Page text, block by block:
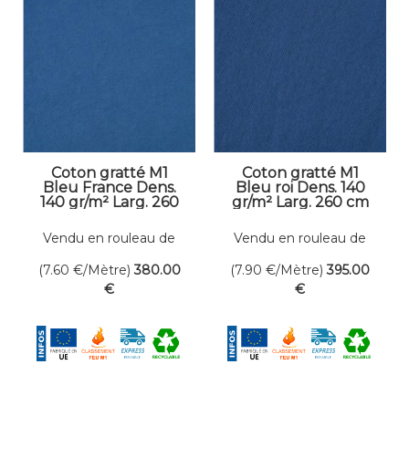
Coton gratté M1
Bleu France Dens.
140 gr/m² Larg. 260
Vendu en rouleau de
(7.60 €/Mètre) 380.00
€
Coton gratté M1
Bleu roi Dens. 140
gr/m² Larg. 260 cm
Vendu en rouleau de
(7.90 €/Mètre) 395.00
€